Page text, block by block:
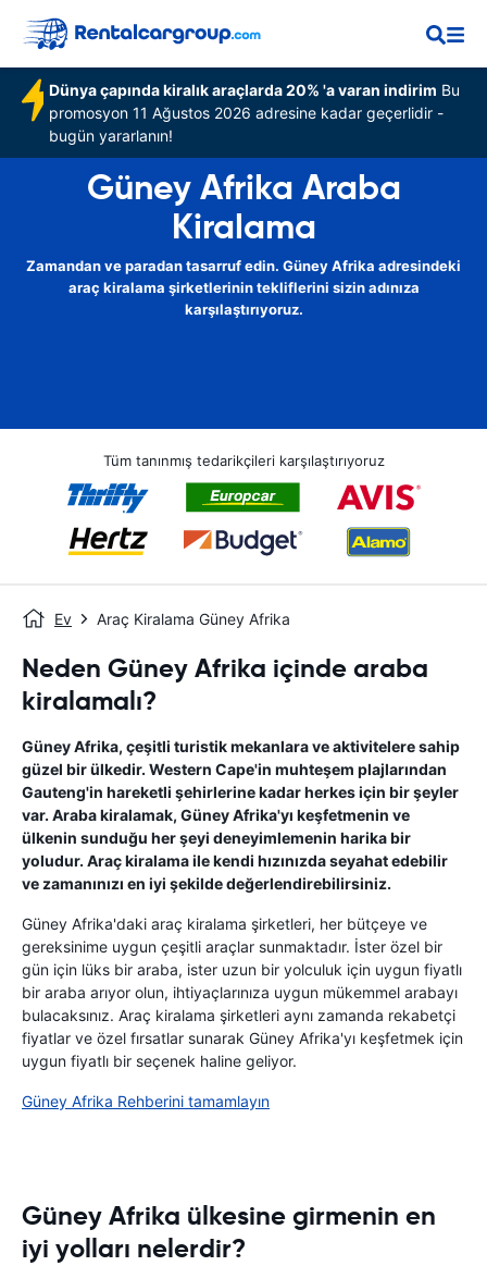
Dünya çapında kiralık araçlarda 20% 'a varan indirim Bu
promosyon 11 Ağustos 2026 adresine kadar geçerlidir -
bugün yararlanın!
Güney Afrika Araba
Kiralama
Zamandan ve paradan tasarruf edin. Güney Afrika adresindeki
araç kiralama şirketlerinin tekliflerini sizin adınıza
karşılaştırıyoruz.
Tüm tanınmış tedarikçileri karşılaştırıyoruz
Ev Araç Kiralama Güney Afrika
Neden Güney Afrika içinde araba
kiralamalı?
Güney Afrika, çeşitli turistik mekanlara ve aktivitelere sahip
güzel bir ülkedir. Western Cape'in muhteşem plajlarından
Gauteng'in hareketli şehirlerine kadar herkes için bir şeyler
var. Araba kiralamak, Güney Afrika'yı keşfetmenin ve
ülkenin sunduğu her şeyi deneyimlemenin harika bir
yoludur. Araç kiralama ile kendi hızınızda seyahat edebilir
ve zamanınızı en iyi şekilde değerlendirebilirsiniz.
Güney Afrika'daki araç kiralama şirketleri, her bütçeye ve
gereksinime uygun çeşitli araçlar sunmaktadır. İster özel bir
gün için lüks bir araba, ister uzun bir yolculuk için uygun fiyatlı
bir araba arıyor olun, ihtiyaçlarınıza uygun mükemmel arabayı
bulacaksınız. Araç kiralama şirketleri aynı zamanda rekabetçi
fiyatlar ve özel fırsatlar sunarak Güney Afrika'yı keşfetmek için
uygun fiyatlı bir seçenek haline geliyor.
Güney Afrika Rehberini tamamlayın
Güney Afrika ülkesine girmenin en
iyi yolları nelerdir?